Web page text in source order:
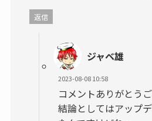
返信
ジャベ雄
2023-08-08 10:58
コメントありがとう
結論としてはアップ